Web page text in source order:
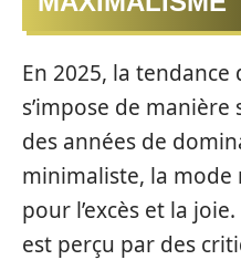
En 2025, la
s’impose de
des années de
minimaliste, la mode
pour l’excès et la
est perçu par des